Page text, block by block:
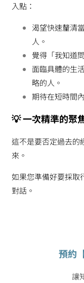
入點：
渴望快速釐清
人。
覺得「我知道
面臨具體的生
略的人。
期待在短時間
💡一次精準的聚
這不是要否定過去的
來。
如果您準備好要採取
對話。
預約
讓